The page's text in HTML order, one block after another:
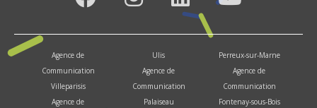
Agence de
Communication
Villeparisis
Agence de
Ulis
Agence de
Communication
Palaiseau
Perreux-sur-Marne
Agence de
Communication
Fontenay-sous-Bois